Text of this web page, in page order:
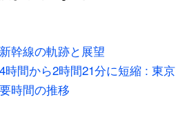
幹線の軌跡と展望
時間から2時間21分に短縮 : 東京
時間の推移